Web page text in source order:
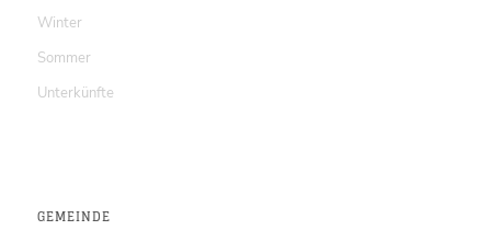
Winter
Sommer
Unterkünfte
GEMEINDE